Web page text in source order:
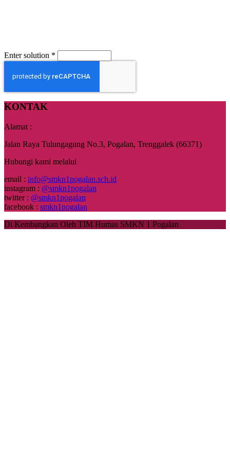
Enter solution *
KONTAK
Alamat :
Jalan Raya Tulungagung No.3, Pogalan, Trenggalek (66371)
Hubungi kami melalui
email : info@smkn1pogalan.sch.id
instagram : @smkn1pogalan
twitter : @smkn1pogalan
facebook : smkn1pogalan
Di Kembangkan Oleh TIM Humas SMKN 1 Pogalan